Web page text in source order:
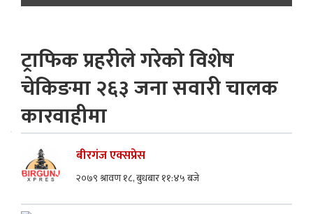
ट्राफिक प्रहरीले गरेको विशेष
चेकिङमा २६३ जना सवारी चालक
कारवाहीमा
बीरगंज एक्सप्रेस
२०७९ श्रावण १८, बुधबार ११:४५ बजे